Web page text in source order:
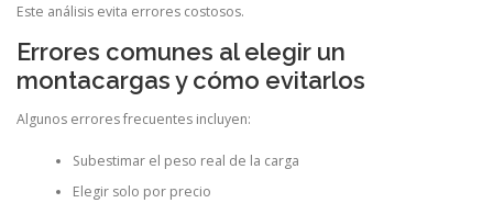
Este análisis evita errores costosos.
Errores comunes al elegir un
montacargas y cómo evitarlos
Algunos errores frecuentes incluyen:
Subestimar el peso real de la carga
Elegir solo por precio